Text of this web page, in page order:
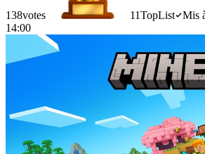
138votes 11TopList
Mis
14:00